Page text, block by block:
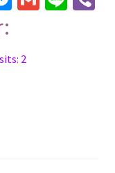
n2